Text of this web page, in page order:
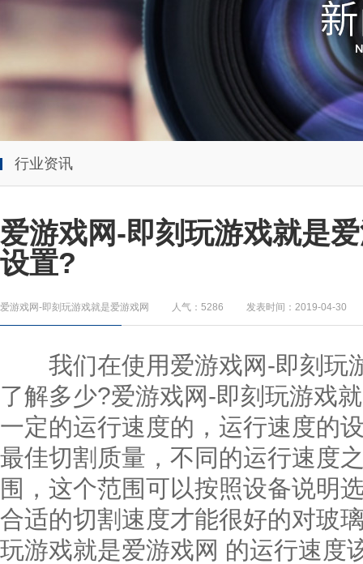
行业资讯
爱游戏网-即刻玩游戏就是
设置?
爱游戏网-即刻玩游戏就是爱游戏网 人气：5286 发表时间：2019-04-30
我们在使用爱游戏网-即刻玩
了解多少?爱游戏网-即刻玩游戏
一定的运行速度的，运行速度的
最佳切割质量，不同的运行速度
围，这个范围可以按照设备说明
合适的切割速度才能很好的对玻
玩游戏就是爱游戏网 的运行速度